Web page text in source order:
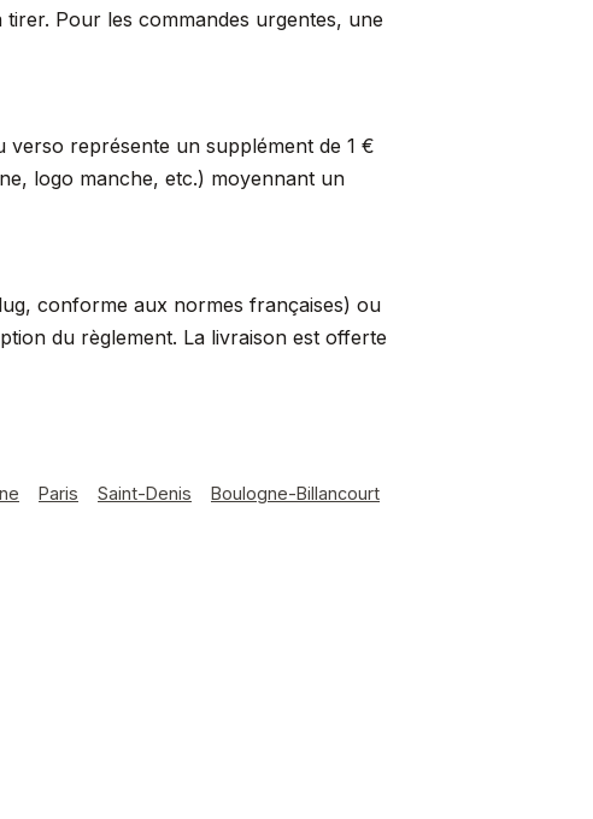
Pour les commandes urgentes, une
représente un supplément de 1 €
logo manche, etc.) moyennant un
conforme aux normes françaises) ou
du règlement. La livraison est offerte
Paris Saint-Denis
Boulogne-Billancourt